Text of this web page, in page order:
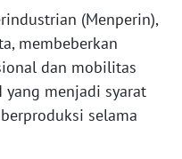
(Menperin),
membeberkan
dan mobilitas
menjadi syarat
selama